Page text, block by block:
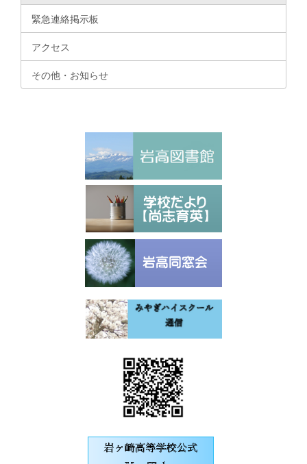
緊急連絡掲示板
アクセス
その他・お知らせ